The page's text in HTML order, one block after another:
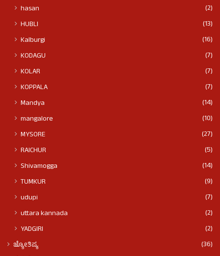
hasan
(2)
HUBLI
(13)
Kalburgi
(16)
KODAGU
(7)
KOLAR
(7)
KOPPALA
(7)
Mandya
(14)
mangalore
(10)
MYSORE
(27)
RAICHUR
(5)
Shivamogga
(14)
TUMKUR
(9)
udupi
(7)
uttara kannada
(2)
YADGIRI
(2)
ಜ್ಯೋತಿಷ್ಯ
(36)